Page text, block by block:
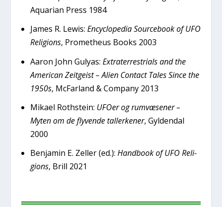
Aqua­ri­an Press 1984
James R. Lewis: Encycl­ope­dia Sour­ce­book of UFO
Reli­gions, Pro­met­heus Books 2003
Aaron John Guly­as: Extra­ter­re­stri­als and the
Ame­ri­can Zeit­gei­st – Ali­en Con­ta­ct Tales Sin­ce the
1950s, McFar­land & Com­pa­ny 2013
Mika­el Rot­hste­in: UFO­er og rumvæ­se­ner –
Myten om de fly­ven­de tal­ler­ke­ner, Gyl­den­dal
2000
Benja­min E. Zel­ler (ed.): Hand­book of UFO Reli­
gions, Brill 2021